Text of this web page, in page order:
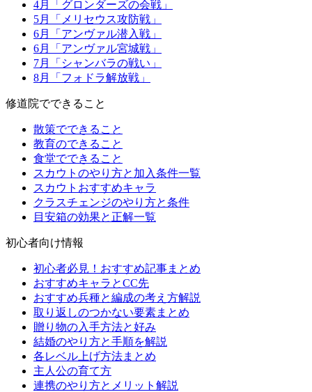
4月「グロンダーズの会戦」
5月「メリセウス攻防戦」
6月「アンヴァル潜入戦」
6月「アンヴァル宮城戦」
7月「シャンバラの戦い」
8月「フォドラ解放戦」
修道院でできること
散策でできること
教育のできること
食堂でできること
スカウトのやり方と加入条件一覧
スカウトおすすめキャラ
クラスチェンジのやり方と条件
目安箱の効果と正解一覧
初心者向け情報
初心者必見！おすすめ記事まとめ
おすすめキャラとCC先
おすすめ兵種と編成の考え方解説
取り返しのつかない要素まとめ
贈り物の入手方法と好み
結婚のやり方と手順を解説
各レベル上げ方法まとめ
主人公の育て方
連携のやり方とメリット解説